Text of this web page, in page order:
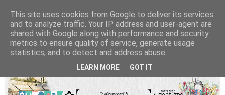
This site uses cookies from Google to deliver its services
and to analyze traffic. Your IP address and user-agent are
shared with Google along with performance and security
metrics to ensure quality of service, generate usage
statistics, and to detect and address abuse.
LEARN MORE GOT IT